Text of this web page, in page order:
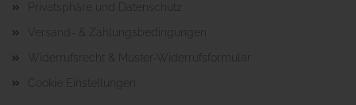
Privatsphäre und Datenschutz
Versand- & Zahlungsbedingungen
Widerrufsrecht & Muster-Widerrufsformular
Cookie Einstellungen